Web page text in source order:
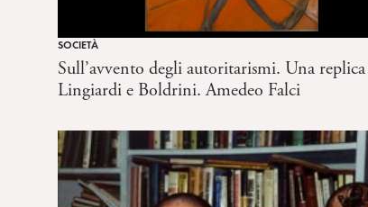
SOCIETÀ
Sull’avvento degli autoritarismi. Una replica
Lingiardi e Boldrini. Amedeo Falci